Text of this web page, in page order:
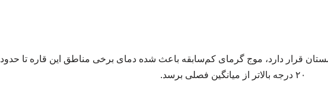
قرار دارد، موج گرمای کم‌سابقه باعث شده دمای برخی مناطق این قاره تا حدود
۲۰ درجه بالاتر از میانگین فصلی برسد.